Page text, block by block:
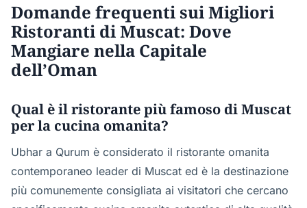
Domande frequenti sui Migliori
Ristoranti di Muscat: Dove
Mangiare nella Capitale
dell’Oman
Qual è il ristorante più famoso di Muscat
per la cucina omanita?
Ubhar a Qurum è considerato il ristorante omanita
contemporaneo leader di Muscat ed è la destinazione
più comunemente consigliata ai visitatori che cercano